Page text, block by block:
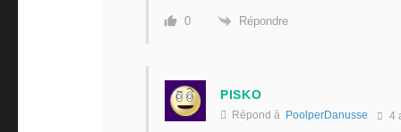
0 Répondre
PISKO
Répond à PoolperDanusse 4